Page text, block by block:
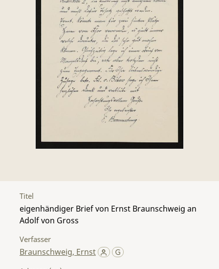
Titel
eigenhändiger Brief von Ernst Braunschweig an
Adolf von Gross
Verfasser
Braunschweig, Ernst